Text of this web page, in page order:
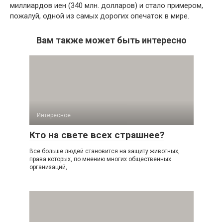
миллиардов иен (340 млн. долларов) и стало примером,
пожалуй, одной из самых дорогих опечаток в мире.
Вам также может быть интересно
Интересное
Кто на свете всех страшнее?
Все больше людей становится на защиту животных,
права которых, по мнению многих общественных
организаций,